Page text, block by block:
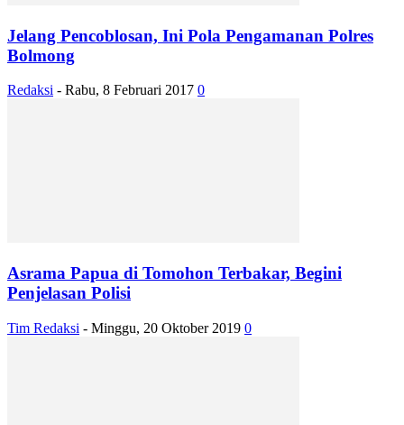
Jelang Pencoblosan, Ini Pola Pengamanan Polres
Bolmong
Redaksi - Rabu, 8 Februari 2017 0
Asrama Papua di Tomohon Terbakar, Begini
Penjelasan Polisi
Tim Redaksi - Minggu, 20 Oktober 2019 0